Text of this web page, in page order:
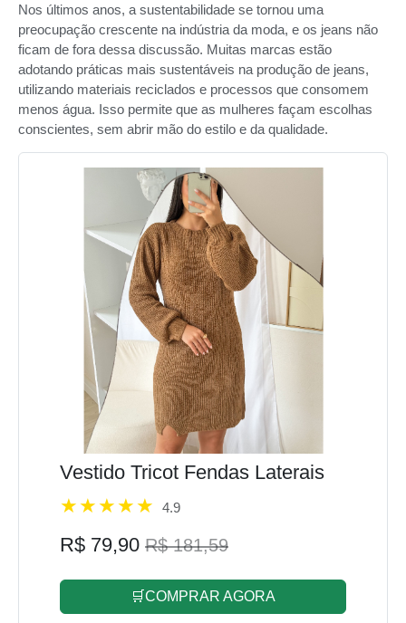
Nos últimos anos, a sustentabilidade se tornou uma
preocupação crescente na indústria da moda, e os jeans não
ficam de fora dessa discussão. Muitas marcas estão
adotando práticas mais sustentáveis na produção de jeans,
utilizando materiais reciclados e processos que consomem
menos água. Isso permite que as mulheres façam escolhas
conscientes, sem abrir mão do estilo e da qualidade.
Vestido Tricot Fendas Laterais
4.9
R$ 79,90 R$ 181,59
🛒COMPRAR AGORA